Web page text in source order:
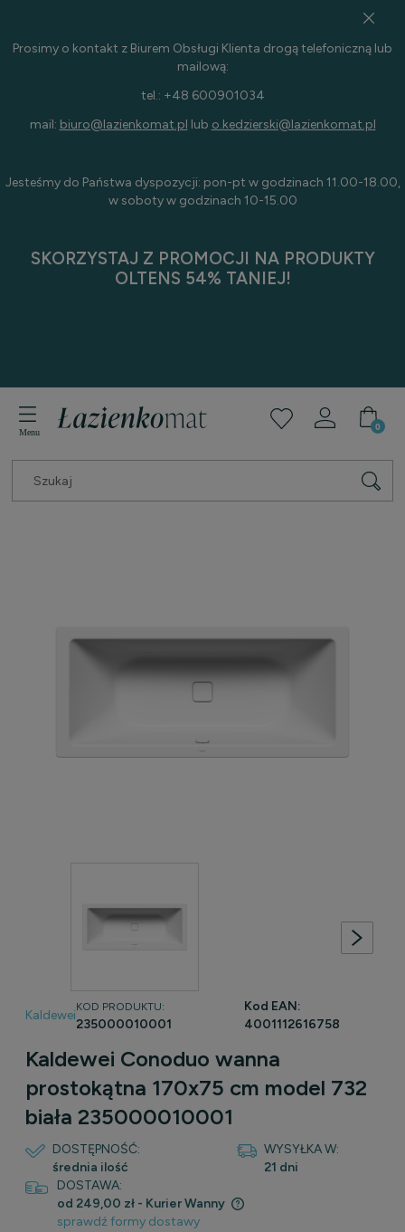
Prosimy o kontakt z Biurem Obsługi Klienta drogą telefoniczną lub
mailową:
tel.: +48 600901034
mail: biuro@lazienkomat.pl lub o.kedzierski@lazienkomat.pl
Jesteśmy do Państwa dyspozycji: pon-pt w godzinach 11.00-18.00,
w soboty w godzinach 10-15.00
SKORZYSTAJ Z PROMOCJI NA PRODUKTY
OLTENS 54% TANIEJ!
Kaldewei
KOD PRODUKTU:
235000010001
Kod EAN:
4001112616758
Kaldewei Conoduo wanna
prostokątna 170x75 cm model 732
biała 235000010001
DOSTĘPNOŚĆ:
średnia ilość
WYSYŁKA W:
21 dni
DOSTAWA:
od 249,00 zł - Kurier Wanny
Cena nie zawiera ewentualnych kosztów płatności
sprawdź formy dostawy